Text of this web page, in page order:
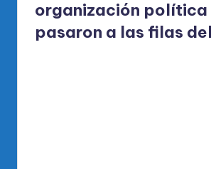
organización política
pasaron a las filas